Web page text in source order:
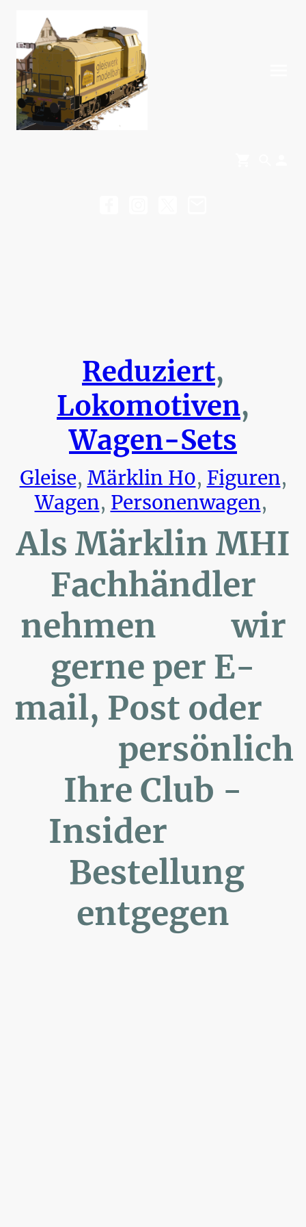
Reduziert,
Lokomotiven,
Wagen-Sets
Gleise, Märklin H0, Figuren,
Wagen, Personenwagen,
Als Märklin MHI
Fachhändler
nehmen wir
gerne per E-
mail, Post oder
persönlich
Ihre Club -
Insider
Bestellung
entgegen